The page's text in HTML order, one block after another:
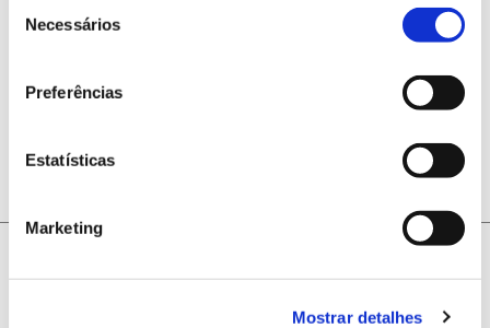
Necessários
Preferências
Estatísticas
Marketing
Mostrar detalhes
ANTERIOR PRÓXIMO